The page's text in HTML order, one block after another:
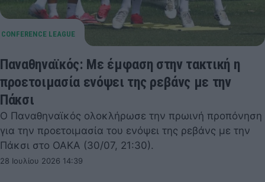
Παναθηναϊκός: Με έμφαση στην τακτική η
προετοιμασία ενόψει της ρεβάνς με την
Πάκσι
Ο Παναθηναϊκός ολοκλήρωσε την πρωινή προπόνηση
για την προετοιμασία του ενόψει της ρεβάνς με την
Πάκσι στο ΟΑΚΑ (30/07, 21:30).
28 Ιουλίου 2026 14:39